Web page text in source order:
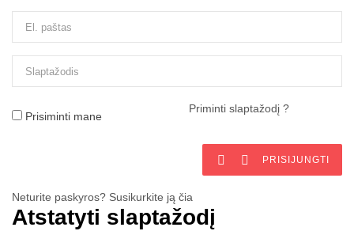
Prisiminti mane
Priminti slaptažodį ?
  PRISIJUNGTI
Neturite paskyros? Susikurkite ją čia
Atstatyti slaptažodį